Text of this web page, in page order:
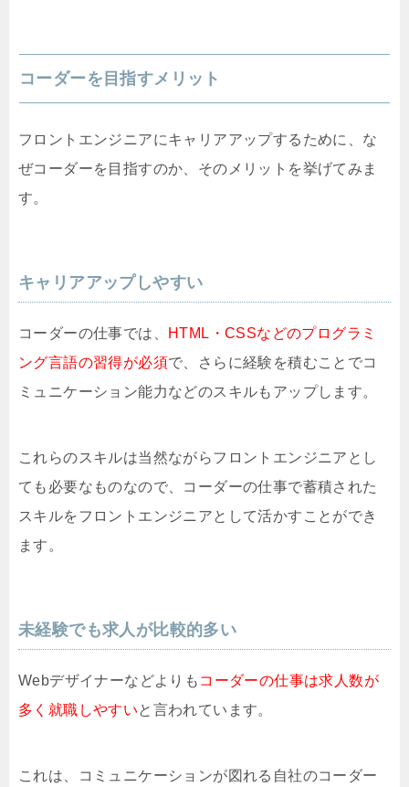
コーダーを目指すメリット
フロントエンジニアにキャリアアップするために、な
ぜコーダーを目指すのか、そのメリットを挙げてみま
す。
キャリアアップしやすい
コーダーの仕事では、
HTML・CSSなどのプログラミ
ング言語の習得が必須で、さらに経験を積むことでコ
ミュニケーション能力などのスキルもアップします。
これらのスキルは当然ながらフロントエンジニアとし
ても必要なものなので、コーダーの仕事で蓄積された
スキルをフロントエンジニアとして活かすことができ
ます。
未経験でも求人が比較的多い
Webデザイナーなどよりも コーダーの仕事は求人数が
多く就職しやすいと言われています。
これは、コミュニケーションが図れる自社のコーダー